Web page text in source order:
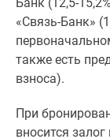
«Связь-Банк»
также есть
взноса).
При
вносится